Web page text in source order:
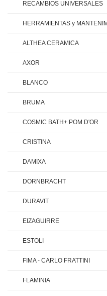
RECAMBIOS UNIVERSALES
HERRAMIENTAS y
ALTHEA CERAMICA
AXOR
BLANCO
BRUMA
COSMIC BATH+ POM D'OR
CRISTINA
DAMIXA
DORNBRACHT
DURAVIT
EIZAGUIRRE
ESTOLI
FIMA - CARLO FRATTINI
FLAMINIA